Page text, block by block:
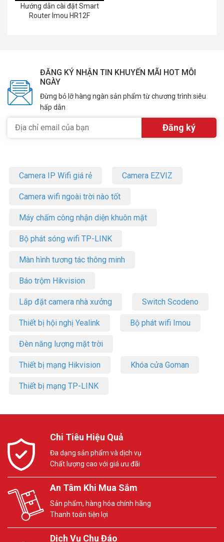
Hướng dẫn cài đặt Smart
Router Imou HR12F
ĐĂNG KÝ NHẬN TIN KHUYẾN MÃI HOT MỖI
NGÀY
Đừng bỏ lỡ hàng ngàn sản phẩm từ chương trình siêu
hấp dẫn
Camera IP Wifi giá rẻ Camera EZVIZ
Camera wifi ngoài trời nào tốt
Máy chấm công nhận diện khuôn mặt
Bộ phát sóng wifi TP-LINK
Màn hình tương tác thông minh
Báo trộm Hikvision
Lắp đặt camera nhà xưởng Switch Scodeno
Thiết bị hội nghị Yealink Bộ phát wifi Imou
Đèn năng lượng mặt trời
Thiết bị mạng Hikvision Khóa cửa Goman
Thiết bị mạng TP-LINK
Chi Tiêu Hiệu Quả
Đa dạng sản phẩm và dịch vụ
Chất lượng cao với giá ưu đãi
An Tâm Khi Mua Sắm
Sản phẩm, hàng hóa chính hãng
Thanh toán tiện lợi
Dịch Vụ Chu Đáo